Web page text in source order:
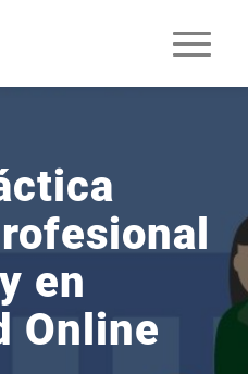
en
Online